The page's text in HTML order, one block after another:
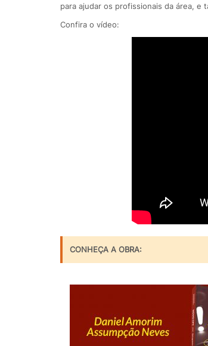
para ajudar os profissionais da área, e
Confira o vídeo:
CONHEÇA A OBRA: